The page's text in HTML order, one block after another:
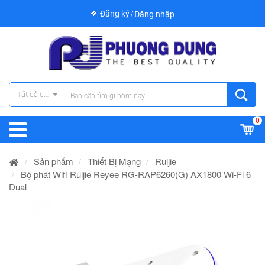
Đăng ký Đăng nhập
Tất cả các danh mục
0
Sản phẩm Thiết Bị Mạng
Ruijie
Bộ phát Wifi Ruijie Reyee RG-RAP6260(G) AX1800 Wi-Fi 6
Dual